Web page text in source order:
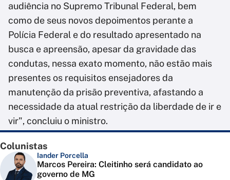
audiência no Supremo Tribunal Federal, bem
como de seus novos depoimentos perante a
Polícia Federal e do resultado apresentado na
busca e apreensão, apesar da gravidade das
condutas, nessa exato momento, não estão mais
presentes os requisitos ensejadores da
manutenção da prisão preventiva, afastando a
necessidade da atual restrição da liberdade de ir e
vir", concluiu o ministro.
Colunistas
Iander Porcella
Marcos Pereira: Cleitinho será candidato ao
governo de MG